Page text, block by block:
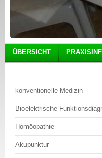
ÜBERSICHT
konventionelle Medizin
Bioelektrische
Homöopathie
Akupunktur